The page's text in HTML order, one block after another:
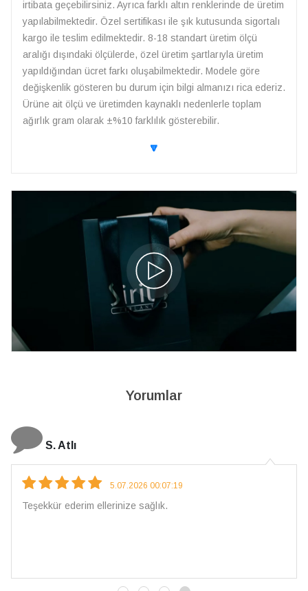
irtibata geçebilirsiniz. Ayrıca farklı altın renklerinde de üretim
yapılabilmektedir. Özel sertifikası ile şık kutusunda sigortalı
kargo ile teslim edilmektedir. 8-18 standart üretim ölçü
aralığı dışındaki ölçülerde, özel üretim şartlarıyla üretim
yapıldığından ücret farkı oluşabilmektedir. Modele göre
değişkenlik gösteren bu durum için bilgi almanızı rica ederiz.
Ürüne ait ölçü ve üretimden kaynaklı nedenlerle toplam
ağırlık gram olarak ±%10 farklılık gösterebilir.
🔽
Yorumlar
4.08.2026 16:27:03
Çarpıcı ve olağanüstü bir işçilikle hazırlanmış bir